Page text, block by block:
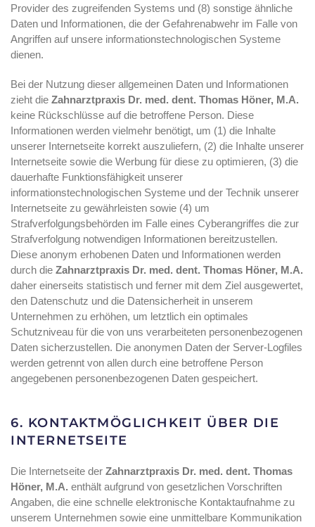
Provider des zugreifenden Systems und (8) sonstige ähnliche
Daten und Informationen, die der Gefahrenabwehr im Falle von
Angriffen auf unsere informationstechnologischen Systeme
dienen.
Bei der Nutzung dieser allgemeinen Daten und Informationen
zieht die Zahnarztpraxis Dr. med. dent. Thomas Höner, M.A.
keine Rückschlüsse auf die betroffene Person. Diese
Informationen werden vielmehr benötigt, um (1) die Inhalte
unserer Internetseite korrekt auszuliefern, (2) die Inhalte unserer
Internetseite sowie die Werbung für diese zu optimieren, (3) die
dauerhafte Funktionsfähigkeit unserer
informationstechnologischen Systeme und der Technik unserer
Internetseite zu gewährleisten sowie (4) um
Strafverfolgungsbehörden im Falle eines Cyberangriffes die zur
Strafverfolgung notwendigen Informationen bereitzustellen.
Diese anonym erhobenen Daten und Informationen werden
durch die Zahnarztpraxis Dr. med. dent. Thomas Höner, M.A.
daher einerseits statistisch und ferner mit dem Ziel ausgewertet,
den Datenschutz und die Datensicherheit in unserem
Unternehmen zu erhöhen, um letztlich ein optimales
Schutzniveau für die von uns verarbeiteten personenbezogenen
Daten sicherzustellen. Die anonymen Daten der Server-Logfiles
werden getrennt von allen durch eine betroffene Person
angegebenen personenbezogenen Daten gespeichert.
6. KONTAKTMÖGLICHKEIT ÜBER DIE
INTERNETSEITE
Die Internetseite der Zahnarztpraxis Dr. med. dent. Thomas
Höner, M.A. enthält aufgrund von gesetzlichen Vorschriften
Angaben, die eine schnelle elektronische Kontaktaufnahme zu
unserem Unternehmen sowie eine unmittelbare Kommunikation